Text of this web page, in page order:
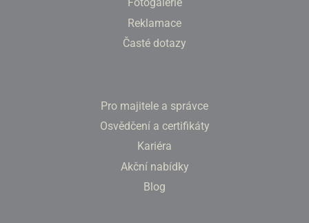
Reklamace
Časté dotazy
Pro majitele a správce
Osvědčení a certifikáty
Kariéra
Akční nabídky
Blog